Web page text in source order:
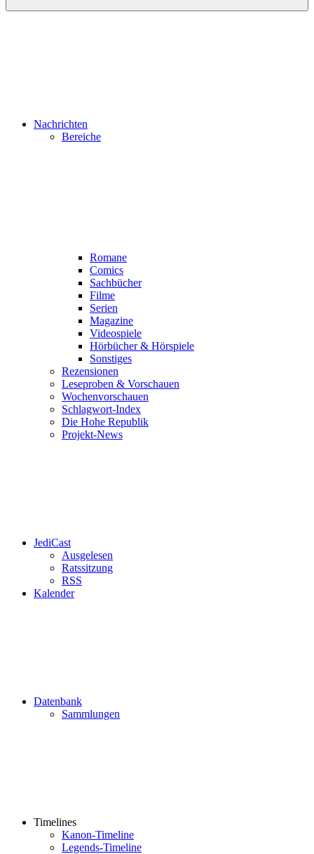
Nachrichten
Bereiche
Romane
Comics
Sachbücher
Filme
Serien
Magazine
Videospiele
Hörbücher & Hörspiele
Sonstiges
Rezensionen
Leseproben & Vorschauen
Wochenvorschauen
Schlagwort-Index
Die Hohe Republik
Projekt-News
JediCast
Ausgelesen
Ratssitzung
RSS
Kalender
Datenbank
Sammlungen
Timelines
Kanon-Timeline
Legends-Timeline